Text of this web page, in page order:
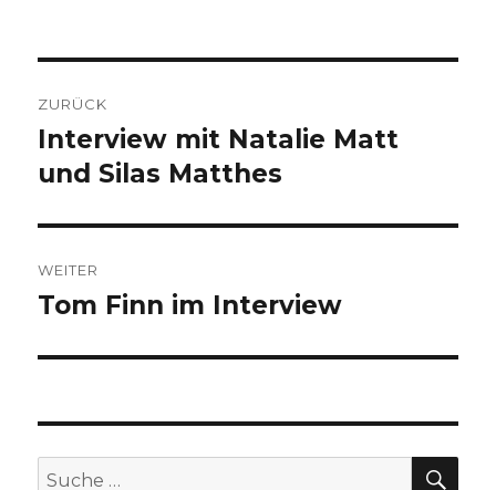
ZURÜCK
Vorheriger
Beitrag:
Interview mit Natalie Matt
und Silas Matthes
WEITER
Nächster
Tom Finn im Interview
Suche